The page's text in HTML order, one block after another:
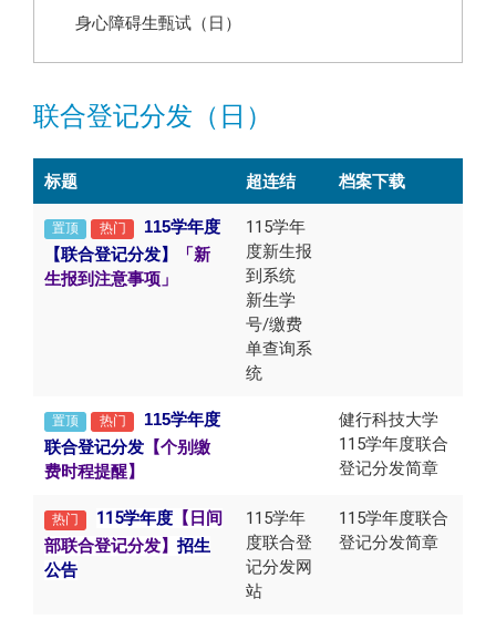
身心障碍生甄试（日）
联合登记分发（日）
标题 超连结 档案下载
置顶 热门 115学年度
【联合登记分发】
「新
生报到注意事项」
115学年
度新生报
到系统
新生学
号/缴费
单查询系
统
置顶 热门 115学年度
联合登记分发 【个别缴
费时程提醒】
健行科技大学
115学年度联合
登记分发简章
热门 115学年度 【日间
部联合登记分发】 招生
公告
115学年
度联合登
记分发网
站
115学年度联合
登记分发简章